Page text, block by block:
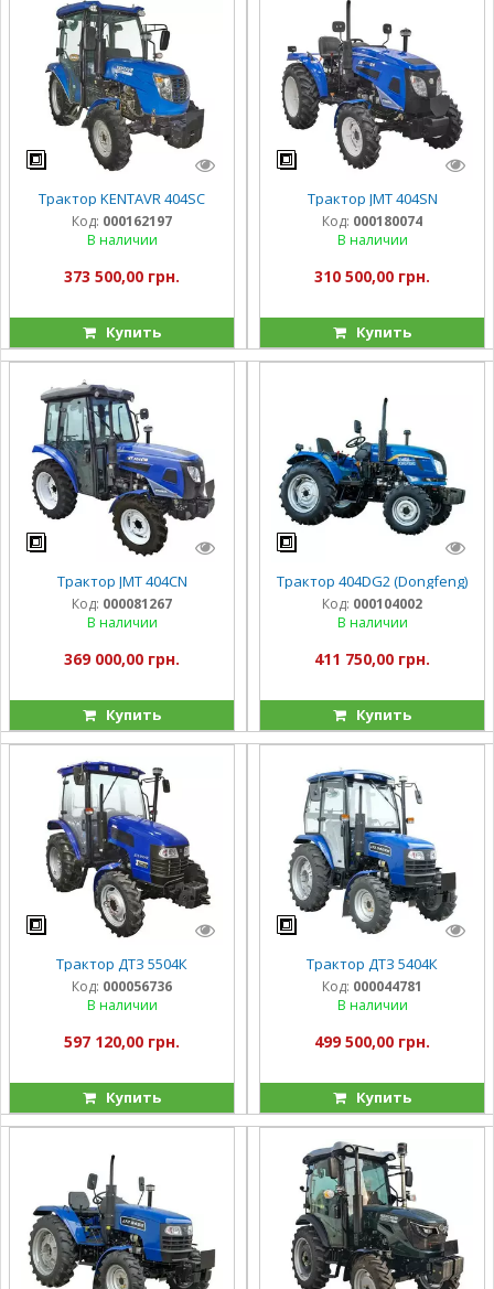
Трактор KENTAVR 404SC
Код: 000162197
В наличии
373 500,00 грн.
Купить
Трактор JMT 404SN
Код: 000180074
В наличии
310 500,00 грн.
Купить
Трактор JMT 404CN
Код: 000081267
В наличии
369 000,00 грн.
Купить
Трактор 404DG2 (Dongfeng)
Код: 000104002
В наличии
411 750,00 грн.
Купить
Трактор ДТЗ 5504К
Код: 000056736
В наличии
597 120,00 грн.
Купить
Трактор ДТЗ 5404К
Код: 000044781
В наличии
499 500,00 грн.
Купить